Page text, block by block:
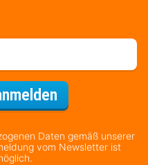
Für den
Daten gemäß unserer
vom Newsletter ist